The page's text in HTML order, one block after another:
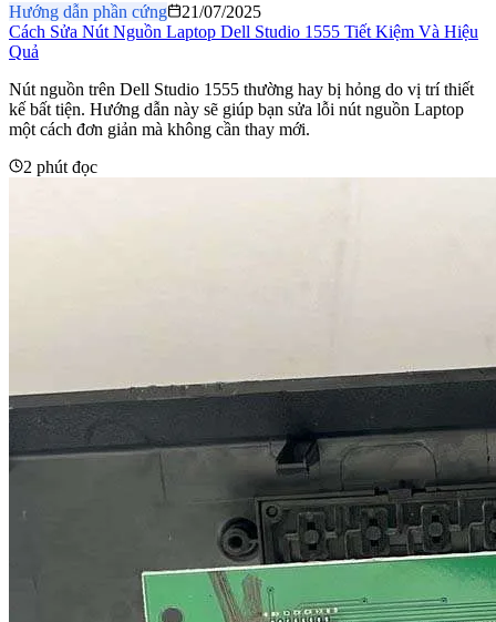
Hướng dẫn phần cứng
21/07/2025
Cách Sửa Nút Nguồn Laptop Dell Studio 1555 Tiết Kiệm Và Hiệu
Quả
Nút nguồn trên Dell Studio 1555 thường hay bị hỏng do vị trí thiết
kế bất tiện. Hướng dẫn này sẽ giúp bạn sửa lỗi nút nguồn Laptop
một cách đơn giản mà không cần thay mới.
2 phút đọc